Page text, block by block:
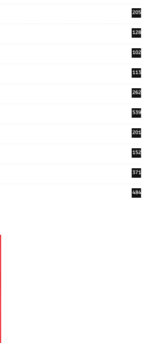
205
128
102
113
262
539
201
152
371
484